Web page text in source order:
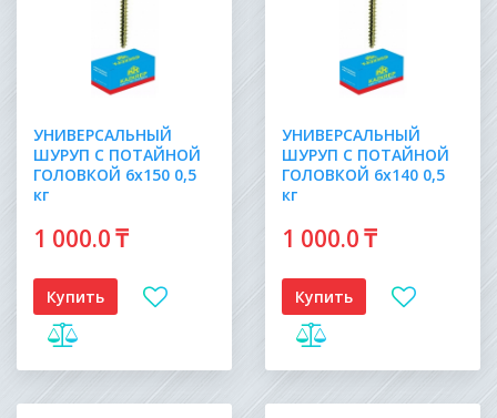
УНИВЕРСАЛЬНЫЙ
ШУРУП С ПОТАЙНОЙ
ГОЛОВКОЙ 6х150 0,5
кг
1 000.0₸
Купить
УНИВЕРСАЛЬНЫЙ
ШУРУП С ПОТАЙНОЙ
ГОЛОВКОЙ 6х140 0,5
кг
1 000.0₸
Купить